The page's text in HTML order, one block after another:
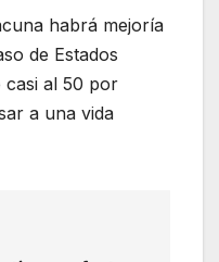
habrá mejoría
de Estados
casi al 50 por
a una vida